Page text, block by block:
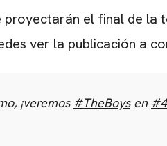
proyectarán el final de la
ver la publicación a
¡veremos #TheBoysen